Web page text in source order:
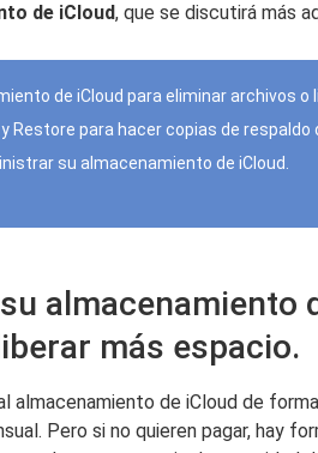
de iCloud, que se discutirá más
de iCloud para eliminar archivos o
Restore para hacer copias de respaldo
su almacenamiento de iCloud.
almacenamiento
más espacio.
almacenamiento de iCloud de
Pero si no quieren pagar, hay